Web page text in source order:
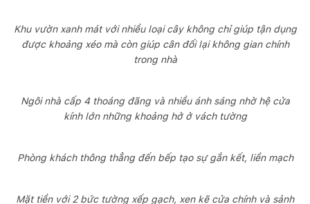
Khu vườn xanh mát với nhiều loại cây không chỉ giúp tận dụng
được khoảng xéo mà còn giúp cân đối lại không gian chính
trong nhà
Ngôi nhà cấp 4 thoáng đãng và nhiều ánh sáng nhờ hệ cửa
kính lớn những khoảng hở ở vách tường
Phòng khách thông thẳng đến bếp tạo sự gắn kết, liền mạch
Mặt tiền với 2 bức tường xếp gạch, xen kẽ cửa chính và sảnh